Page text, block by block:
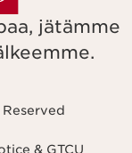
jätämme
& GTCU